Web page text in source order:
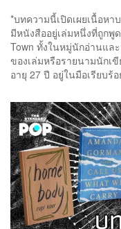
*บทความนี้เปิดเผยเนื้อห
มีหนังสืออยู่เล่มหนึ่งที่ถูกพู
Town ทั้งในหมู่นักอ่านแล
ของเล่มหรือรายนามนักเ
อายุ 27 ปี อยู่ในมือเรียบร้